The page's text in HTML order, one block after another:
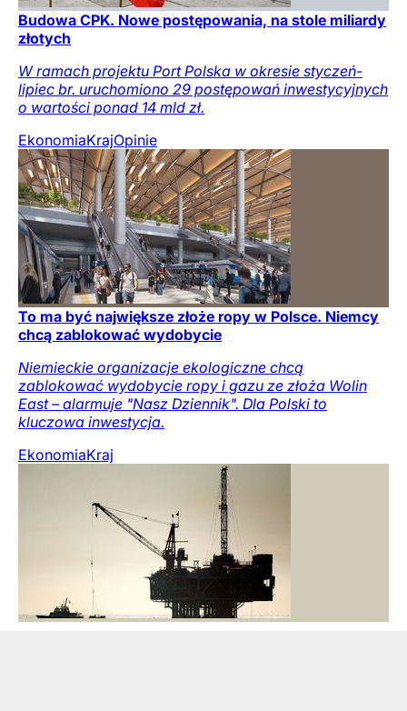
Budowa CPK. Nowe postępowania, na stole miliardy
złotych
W ramach projektu Port Polska w okresie styczeń-
lipiec br. uruchomiono 29 postępowań inwestycyjnych
o wartości ponad 14 mld zł.
EkonomiaKrajOpinie
To ma być największe złoże ropy w Polsce. Niemcy
chcą zablokować wydobycie
Niemieckie organizacje ekologiczne chcą
zablokować wydobycie ropy i gazu ze złoża Wolin
East – alarmuje "Nasz Dziennik". Dla Polski to
kluczowa inwestycja.
EkonomiaKraj